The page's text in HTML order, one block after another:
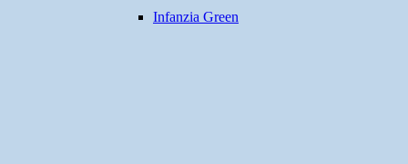
Infanzia Green